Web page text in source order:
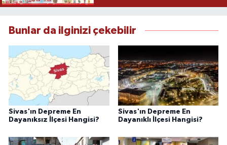
Bunlar da ilginizi çekebilir
Sivas'ın Depreme En
Dayanıksız İlçesi Hangisi?
Sivas'ın Depreme En
Dayanıklı İlçesi Hangisi?